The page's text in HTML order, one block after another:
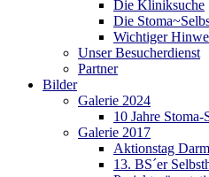
Die Kliniksuche
Die
Wichtiger
Unser Besucherdienst
Partner
Bilder
Galerie 2024
10 Jahre
Galerie 2017
Aktionstag
13. BS´er